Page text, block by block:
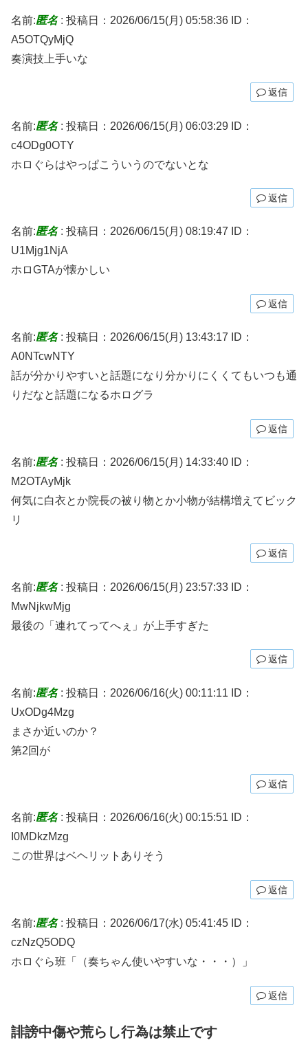
名前:匿名: 投稿日：2026/06/15(月) 05:58:36 ID：
A5OTQyMjQ
奏演技上手いな
返信
名前:匿名: 投稿日：2026/06/15(月) 06:03:29 ID：
c4ODg0OTY
ホロぐらはやっぱこういうのでないとな
返信
名前:匿名: 投稿日：2026/06/15(月) 08:19:47
ID：
U1Mjg1NjA
ホロGTAが懐かしい
返信
名前:匿名: 投稿日：2026/06/15(月) 13:43:17
ID：
A0NTcwNTY
話が分かりやすいと話題になり分かりにくくてもいつも通
りだなと話題になるホログラ
返信
名前:匿名: 投稿日：2026/06/15(月) 14:33:40 ID：
M2OTAyMjk
何気に白衣とか院長の被り物とか小物が結構増えてビック
リ
返信
名前:匿名: 投稿日：2026/06/15(月) 23:57:33 ID：
MwNjkwMjg
最後の「連れてってへぇ」が上手すぎた
返信
名前:匿名: 投稿日：2026/06/16(火) 00:11:11
ID：
UxODg4Mzg
まさか近いのか？
第2回が
返信
名前:匿名: 投稿日：2026/06/16(火) 00:15:51
ID：
I0MDkzMzg
この世界はベヘリットありそう
返信
名前:匿名: 投稿日：2026/06/17(水) 05:41:45 ID：
czNzQ5ODQ
ホロぐら班「（奏ちゃん使いやすいな・・・）」
返信
誹謗中傷や荒らし行為は禁止です